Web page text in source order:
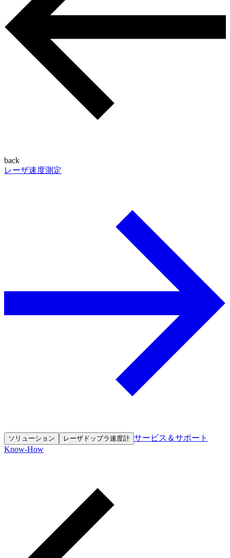
back
レーザ速度測定
ソリューション レーザドップラ速度計 サービス＆サポート
Know-How